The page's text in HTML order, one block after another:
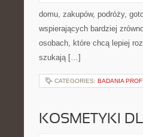
domu, zakupów, podróży,
wspierających bardziej
osobach, które chcą lepiej
szukają […]
CATEGORIES: BADANIA
KOSMETYKI